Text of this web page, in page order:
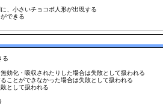
、小さいチョコボ人形が出現する
できる
る
効化・吸収されたりした場合は失敗として扱われる
ことができなかった場合は失敗として扱われる
として扱われる